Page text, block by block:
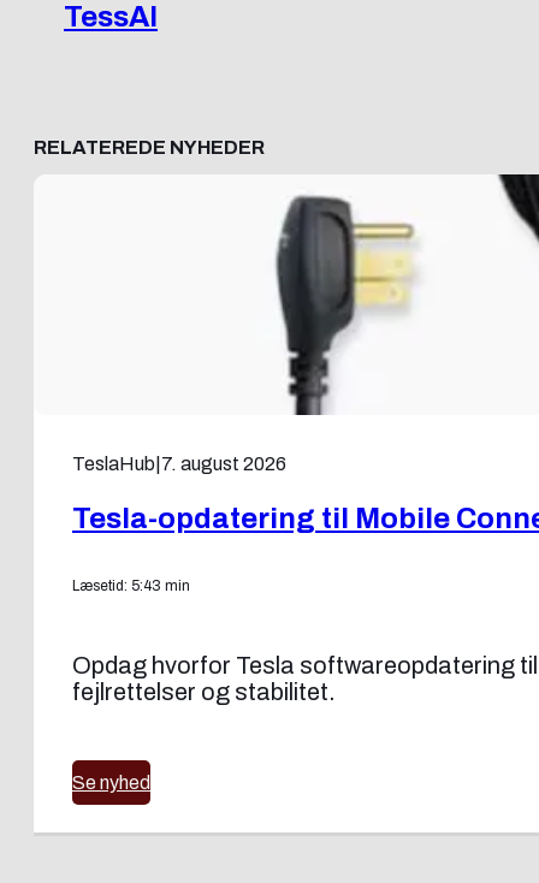
TessAI
RELATEREDE NYHEDER
TeslaHub 7. august 2026
Tesla-opdatering til Mobile
Læsetid: 5:43 min
Opdag hvorfor Tesla softwareopdatering
fejlrettelser og stabilitet.
Se nyhed